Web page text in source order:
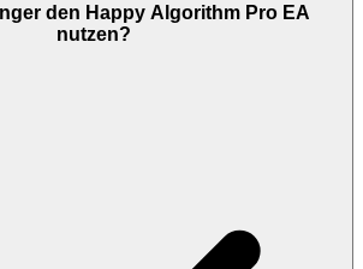
den Happy Algorithm Pro EA
nutzen?